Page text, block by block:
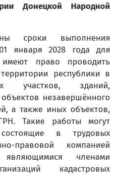
Донецкой Народной
сроки выполнения
января 2028 года для
имеют право проводить
республики в
участков, зданий,
незавершённого
а также иных объектов,
Такие работы могут
в трудовых
правовой компанией
членами
кадастровых